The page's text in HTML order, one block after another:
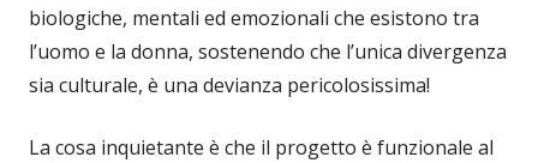
biologiche, mentali ed emozionali che esistono tra
l’uomo e la donna, sostenendo che l’unica divergenza
sia culturale, è una devianza pericolosissima!
La cosa inquietante è che il progetto è funzionale al